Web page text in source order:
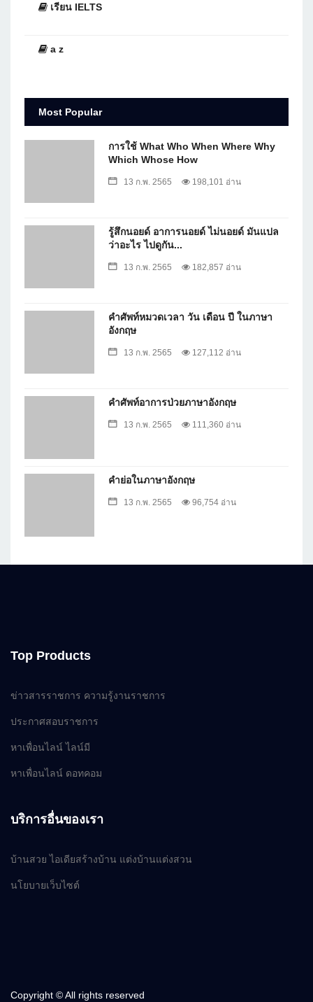
เรียน IELTS
a z
Most Popular
การใช้ What Who When Where Why
Which Whose How
13 ก.พ. 2565 198,101 อ่าน
รู้สึกนอยด์ อาการนอยด์ ไม่นอยด์ มันแปล
ว่าอะไร ไปดูกัน...
13 ก.พ. 2565 182,857 อ่าน
คำศัพท์หมวดเวลา วัน เดือน ปี ในภาษา
อังกฤษ
13 ก.พ. 2565 127,112 อ่าน
คำศัพท์อาการป่วยภาษาอังกฤษ
13 ก.พ. 2565 111,360 อ่าน
คำย่อในภาษาอังกฤษ
13 ก.พ. 2565 96,754 อ่าน
Top Products
ข่าวสารราชการ ความรู้งานราชการ
ประกาศสอบราชการ
หาเพื่อนไลน์ ไลน์มี
หาเพื่อนไลน์ ดอทคอม
บริการอื่นของเรา
บ้านสวย ไอเดียสร้างบ้าน แต่งบ้านแต่งสวน
นโยบายเว็บไซต์
Copyright © All rights reserved